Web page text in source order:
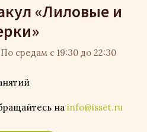
«Лиловые и
средам с 19:30 до 22:30
на info@isset.ru